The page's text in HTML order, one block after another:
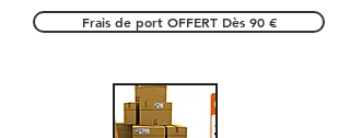
Frais de port OFFERT Dès 90 €